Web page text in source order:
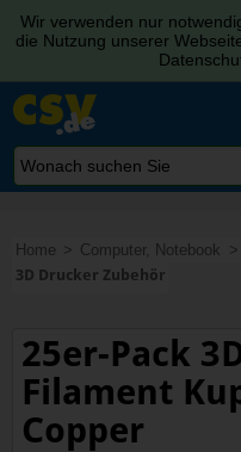
Wir verwenden nur
die Nutzung unserer
Home Computer, Notebook
3D Drucker Zubehör
25er-Pack
Filament
Copper